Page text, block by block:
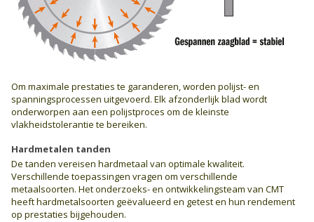
Om maximale prestaties te garanderen, worden polijst- en
spanningsprocessen uitgevoerd. Elk afzonderlijk blad wordt
onderworpen aan een polijstproces om de kleinste
vlakheidstolerantie te bereiken.
Hardmetalen tanden
De tanden vereisen hardmetaal van optimale kwaliteit.
Verschillende toepassingen vragen om verschillende
metaalsoorten. Het onderzoeks- en ontwikkelingsteam van CMT
heeft hardmetalsoorten geëvalueerd en getest en hun rendement
op prestaties bijgehouden.